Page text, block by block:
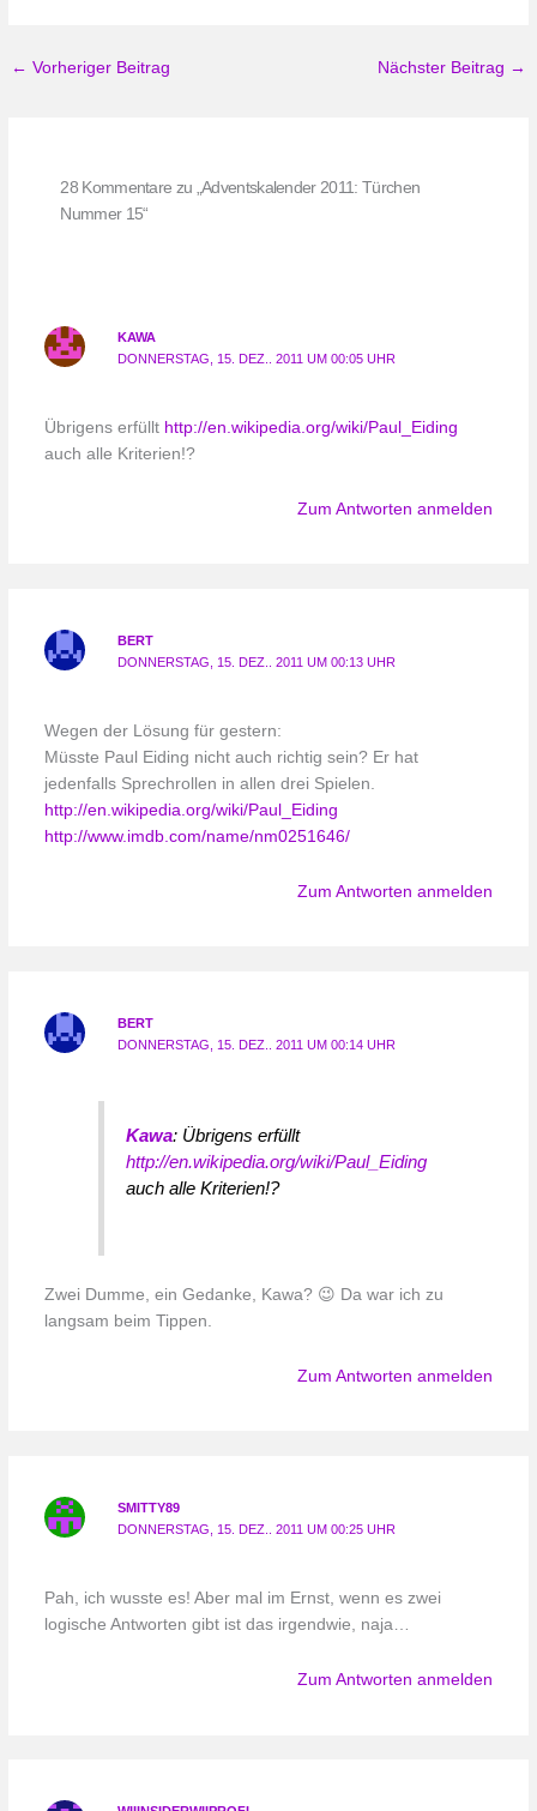
← Vorheriger Beitrag Nächster Beitrag →
28 Kommentare zu „Adventskalender 2011: Türchen
Nummer 15“
KAWA
DONNERSTAG, 15. DEZ.. 2011 UM 00:05 UHR
Übrigens erfüllt http://en.wikipedia.org/wiki/Paul_Eiding
auch alle Kriterien!?
Zum Antworten anmelden
BERT
DONNERSTAG, 15. DEZ.. 2011 UM 00:13 UHR
Wegen der Lösung für gestern:
Müsste Paul Eiding nicht auch richtig sein? Er hat
jedenfalls Sprechrollen in allen drei Spielen.
http://en.wikipedia.org/wiki/Paul_Eiding
http://www.imdb.com/name/nm0251646/
Zum Antworten anmelden
BERT
DONNERSTAG, 15. DEZ.. 2011 UM 00:14 UHR
Kawa: Übrigens erfüllt
http://en.wikipedia.org/wiki/Paul_Eiding
auch alle Kriterien!?
Zwei Dumme, ein Gedanke, Kawa? 😉 Da war ich zu
langsam beim Tippen.
Zum Antworten anmelden
SMITTY89
DONNERSTAG, 15. DEZ.. 2011 UM 00:25 UHR
Pah, ich wusste es! Aber mal im Ernst, wenn es zwei
logische Antworten gibt ist das irgendwie, naja…
Zum Antworten anmelden